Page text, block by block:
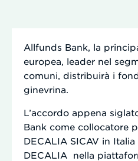
Allfunds Bank, la
europea, leader nel
comuni, distribuirà i
ginevrina.
L’accordo appena
Bank come collocatore
DECALIA SICAV in
DECALIA nella